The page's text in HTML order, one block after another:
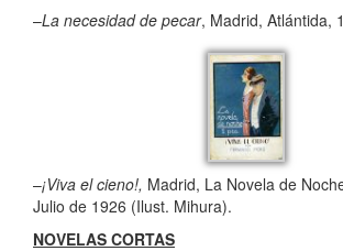
–La necesidad de pecar, Madrid, Atlántida,
–¡Viva el cieno!, Madrid, La Novela de
Julio de 1926 (Ilust. Mihura).
NOVELAS CORTAS